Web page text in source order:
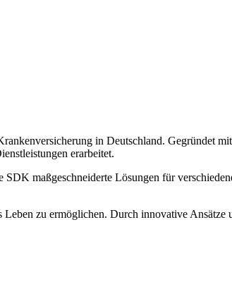
in Deutschland. Gegründet
erarbeitet.
maßgeschneiderte Lösungen für
zu ermöglichen. Durch innovative